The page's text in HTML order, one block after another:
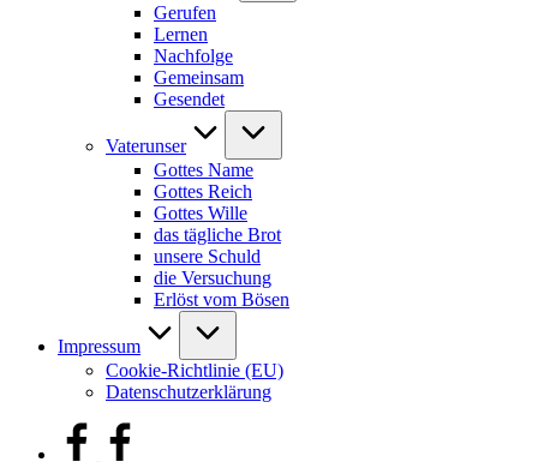
Gerufen
Lernen
Nachfolge
Gemeinsam
Gesendet
Vaterunser
Gottes Name
Gottes Reich
Gottes Wille
das tägliche Brot
unsere Schuld
die Versuchung
Erlöst vom Bösen
Impressum
Cookie-Richtlinie (EU)
Datenschutzerklärung
facebook.com